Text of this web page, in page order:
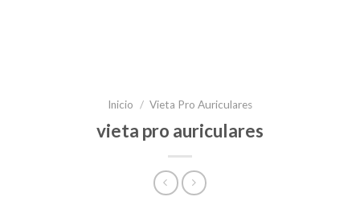
Inicio / Vieta Pro Auriculares
vieta pro auriculares